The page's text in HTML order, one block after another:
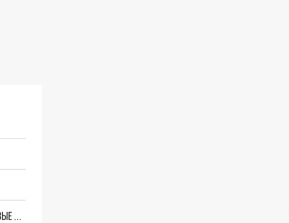
"ОЧЕНЬ ПЛОХИЕ НОВОСТИ": БОЛЬШАЯ ОШИБКА PALANTIR В РОССИИ. СТРАНЫ НАТО ВПЕРВЫЕ ЗА СВО ОСТАНОВИЛИ ПОСТАВКИ ОРУЖИЯ. ВСУ ТЕРЯЮТ ПРИГРАНИЧЬЕ?